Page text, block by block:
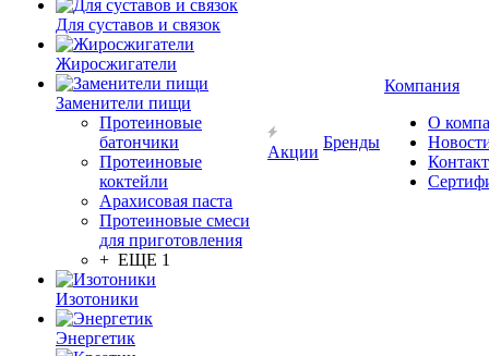
Для суставов и связок
Жиросжигатели
Заменители пищи
Протеиновые
батончики
Протеиновые
коктейли
Арахисовая паста
Протеиновые смеси
для приготовления
+ ЕЩЕ 1
Изотоники
Энергетик
Акции
Бренды
Компания
О